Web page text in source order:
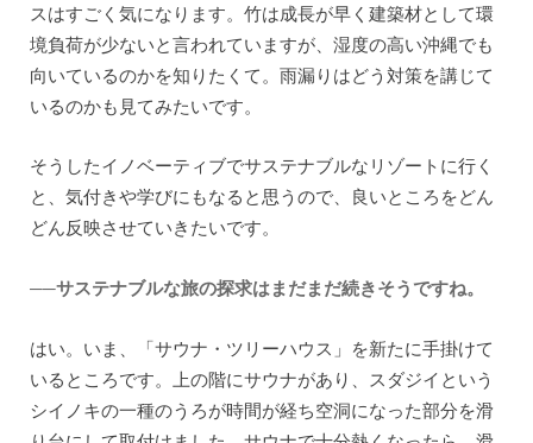
スはすごく気になります。竹は成長が早く建築材として環
境負荷が少ないと言われていますが、湿度の高い沖縄でも
向いているのかを知りたくて。雨漏りはどう対策を講じて
いるのかも見てみたいです。
そうしたイノベーティブでサステナブルなリゾートに行く
と、気付きや学びにもなると思うので、良いところをどん
どん反映させていきたいです。
──サステナブルな旅の探求はまだまだ続きそうですね。
はい。いま、「サウナ・ツリーハウス」を新たに手掛けて
いるところです。上の階にサウナがあり、スダジイという
シイノキの一種のうろが時間が経ち空洞になった部分を滑